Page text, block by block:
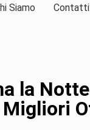
Siamo Contatti
la